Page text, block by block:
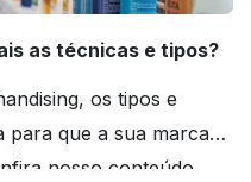
as técnicas e tipos?
os tipos e
para que a sua marca
nosso conteúdo